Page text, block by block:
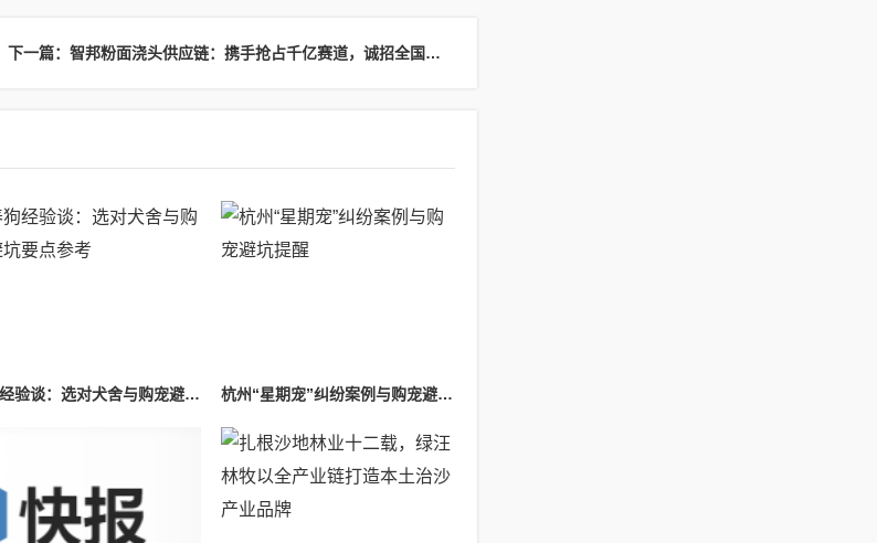
下一篇：智邦粉面浇头供应链：携手抢占千亿赛道，诚招全国区域事业合伙人
养狗经验谈：选对犬舍与购宠避坑要点参考 杭州“星期宠”纠纷案例与购宠避坑提醒